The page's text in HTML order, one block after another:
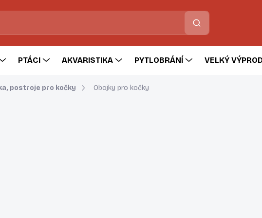
Hledat
PTÁCI AKVARISTIKA PYTLOBRÁNÍ VELKÝ
postroje pro kočky Obojky pro kočky